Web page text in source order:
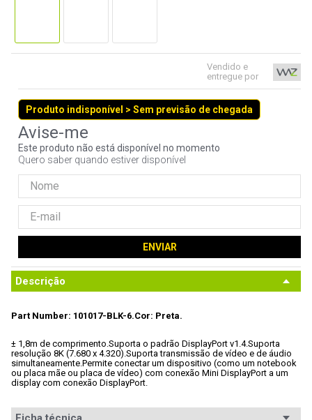
Vendido e
entregue por
Produto indisponível > Sem previsão de chegada
Este produto não está disponível no momento
Quero saber quando estiver disponível
ENVIAR
Descrição
Part Number: 101017-BLK-6.Cor: Preta.
± 1,8m de comprimento.Suporta o padrão DisplayPort v1.4.Suporta
resolução 8K (7.680 x 4.320).Suporta transmissão de vídeo e de áudio
simultaneamente.Permite conectar um dispositivo (como um notebook
ou placa mãe ou placa de vídeo) com conexão Mini DisplayPort a um
display com conexão DisplayPort.
8º
controle
9º
noctua
10º fractal